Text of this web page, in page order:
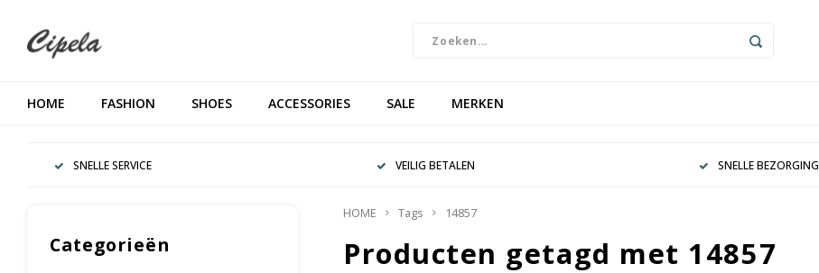
HOME FASHION SHOES ACCESSORIES SALE MERKEN
SNELLE SERVICE VEILIG BETALEN SNELLE BEZORGING
Categorieën
HOME Tags 14857
Producten getagd met 14857